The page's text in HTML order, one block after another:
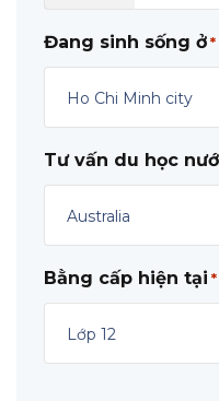
Đang sinh sống ở *
Ho Chi Minh city
Tư vấn du học
Australia
Bằng cấp hiện tại *
Lớp 12